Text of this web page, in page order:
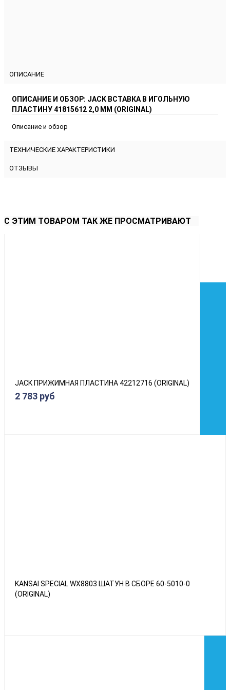
ОПИСАНИЕ
ОПИСАНИЕ И ОБЗОР: JACK ВСТАВКА В ИГОЛЬНУЮ
ПЛАСТИНУ 41815612 2,0 ММ (ORIGINAL)
Описание и обзор
ТЕХНИЧЕСКИЕ ХАРАКТЕРИСТИКИ
ОТЗЫВЫ
С ЭТИМ ТОВАРОМ ТАК ЖЕ ПРОСМАТРИВАЮТ
JACK ПРИЖИМНАЯ ПЛАСТИНА 42212716 (ORIGINAL)
2 783 руб
KANSAI SPECIAL WX8803 ШАТУН В СБОРЕ 60-5010-0
(ORIGINAL)